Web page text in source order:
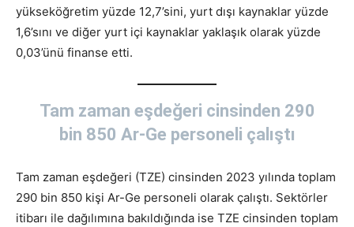
yükseköğretim yüzde 12,7’sini, yurt dışı kaynaklar yüzde
1,6’sını ve diğer yurt içi kaynaklar yaklaşık olarak yüzde
0,03’ünü finanse etti.
Tam zaman eşdeğeri cinsinden 290
bin 850 Ar-Ge personeli çalıştı
Tam zaman eşdeğeri (TZE) cinsinden 2023 yılında toplam
290 bin 850 kişi Ar-Ge personeli olarak çalıştı. Sektörler
itibarı ile dağılımına bakıldığında ise TZE cinsinden toplam